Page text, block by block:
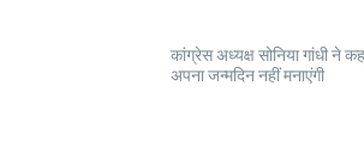
कांग्रेस अध्यक्ष सोनिया गांधी ने
अपना जन्मदिन नहीं मनाएंगी